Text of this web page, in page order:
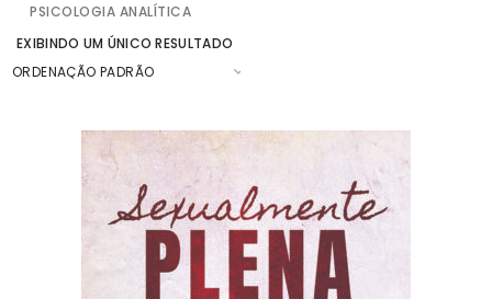
PSICOLOGIA ANALÍTICA
EXIBINDO UM ÚNICO RESULTADO